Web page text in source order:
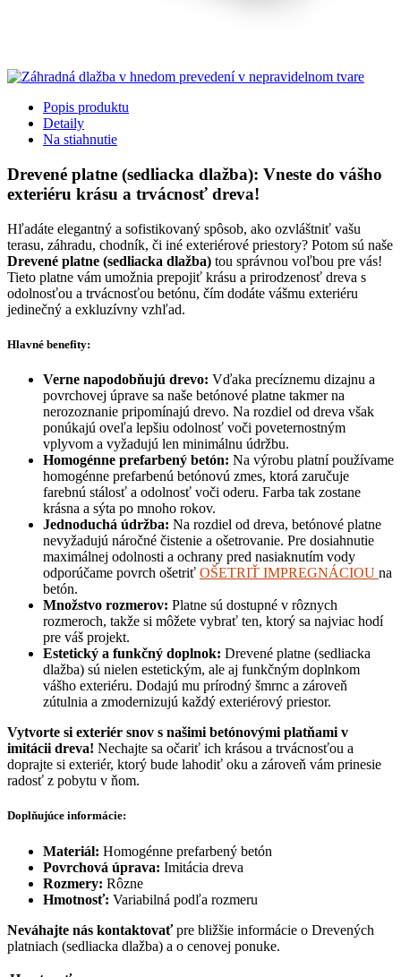
Popis produktu
Detaily
Na stiahnutie
Drevené platne (sedliacka dlažba): Vneste do vášho
exteriéru krásu a trvácnosť dreva!
Hľadáte elegantný a sofistikovaný spôsob, ako ozvláštniť vašu
terasu, záhradu, chodník, či iné exteriérové priestory? Potom sú naše
Drevené platne (sedliacka dlažba) tou správnou voľbou pre vás!
Tieto platne vám umožnia prepojiť krásu a prirodzenosť dreva s
odolnosťou a trvácnosťou betónu, čím dodáte vášmu exteriéru
jedinečný a exkluzívny vzhľad.
Hlavné benefity:
Verne napodobňujú drevo: Vďaka precíznemu dizajnu a
povrchovej úprave sa naše betónové platne takmer na
nerozoznanie pripomínajú drevo. Na rozdiel od dreva však
ponúkajú oveľa lepšiu odolnosť voči poveternostným
vplyvom a vyžadujú len minimálnu údržbu.
Homogénne prefarbený betón: Na výrobu platní používame
homogénne prefarbenú betónovú zmes, ktorá zaručuje
farebnú stálosť a odolnosť voči oderu. Farba tak zostane
krásna a sýta po mnoho rokov.
Jednoduchá údržba: Na rozdiel od dreva, betónové platne
nevyžadujú náročné čistenie a ošetrovanie. Pre dosiahnutie
maximálnej odolnosti a ochrany pred nasiaknutím vody
odporúčame povrch ošetriť OŠETRIŤ IMPREGNÁCIOU na
betón.
Množstvo rozmerov: Platne sú dostupné v rôznych
rozmeroch, takže si môžete vybrať ten, ktorý sa najviac hodí
pre váš projekt.
Estetický a funkčný doplnok: Drevené platne (sedliacka
dlažba) sú nielen estetickým, ale aj funkčným doplnkom
vášho exteriéru. Dodajú mu prírodný šmrnc a zároveň
zútulnia a zmodernizujú každý exteriérový priestor.
Vytvorte si exteriér snov s našimi betónovými platňami v
imitácii dreva! Nechajte sa očariť ich krásou a trvácnosťou a
doprajte si exteriér, ktorý bude lahodiť oku a zároveň vám prinesie
radosť z pobytu v ňom.
Doplňujúce informácie:
Materiál: Homogénne prefarbený betón
Povrchová úprava: Imitácia dreva
Rozmery: Rôzne
Hmotnosť: Variabilná podľa rozmeru
Neváhajte nás kontaktovaťpre bližšie informácie o Drevených
platniach (sedliacka dlažba) a o cenovej ponuke.